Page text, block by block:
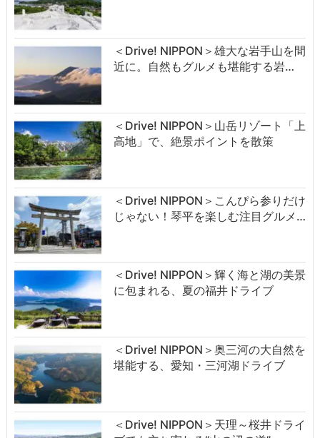
＜Drive! NIPPON＞雄大な岩手山を間
近に。自然もグルメも堪能する岩…
＜Drive! NIPPON＞山岳リゾート「上
高地」で、絶景ポイントを散策
＜Drive! NIPPON＞こんぴら参りだけ
じゃない！琴平を楽しむ注目グルメ…
＜Drive! NIPPON＞輝く海と湖の美景
に包まれる、夏の福井ドライブ
＜Drive! NIPPON＞奥三河の大自然を
堪能する、愛知・三河湖ドライブ
＜Drive! NIPPON＞天理～桜井ドライ